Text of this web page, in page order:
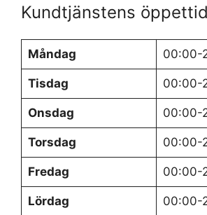
Kundtjänstens
Måndag 00:00-
Tisdag 00:00-
Onsdag 00:00-
Torsdag 00:00-
Fredag 00:00-
Lördag 00:00-